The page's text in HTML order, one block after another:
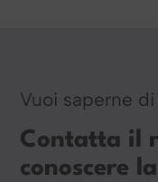
Vuoi saperne
Contatta il
conoscere